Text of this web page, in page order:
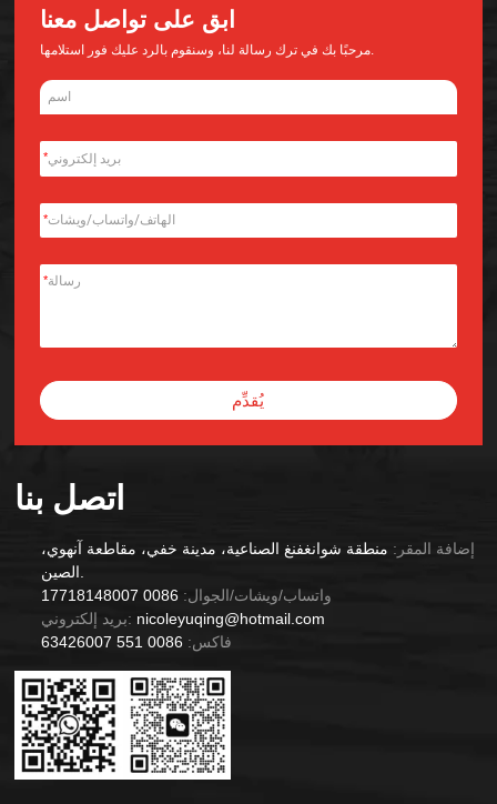
اتصل بنا
إضافة المقر: منطقة شوانغفنغ الصناعية، مدينة خفي، مقاطعة آنهوي،
الصين.
واتساب/ويشات/الجوال: 0086 17718148007
بريد إلكتروني: nicoleyuqing@hotmail.com
فاكس: 0086 551 63426007
ابق على تواصل معنا
مرحبًا بك في ترك رسالة لنا، وسنقوم بالرد عليك فور استلامها.
*
*
*
يُقدِّم